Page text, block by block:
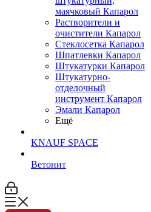
маячковый Капарол
Растворители и
очистители Капарол
Cтеклосетка Капарол
Шпатлевки Капарол
Штукатурки Капарол
Штукатурно-
отделочный
инструмент Капарол
Эмали Капарол
Ещё
KNAUF SPACE
Ветонит